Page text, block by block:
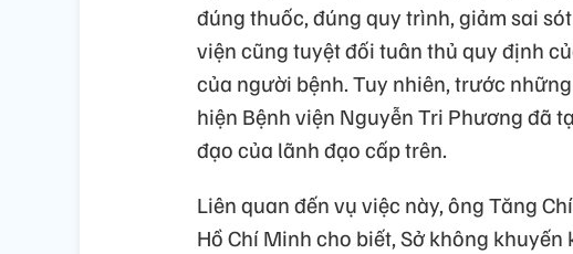
đúng thuốc, đúng quy trình, giảm sai
viện cũng tuyệt đối tuân thủ quy định
của người bệnh. Tuy nhiên, trước
hiện Bệnh viện Nguyễn Tri Phương đã
đạo của lãnh đạo cấp trên.
Liên quan đến vụ việc này, ông Tăng
Hồ Chí Minh cho biết, Sở không